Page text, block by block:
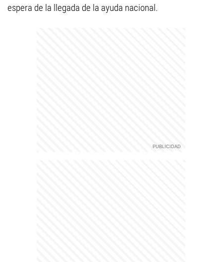
espera de la llegada de la ayuda nacional.